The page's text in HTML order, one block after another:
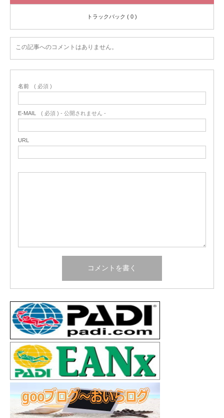
トラックバック ( 0 )
この記事へのコメントはありません。
名前 ( 必須 )
E-MAIL ( 必須 ) - 公開されません -
URL